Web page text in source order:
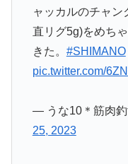
ャッカルのチャン
直リグ5g)をめち
きた。 #SHIMANO
pic.twitter.com/
— うな10＊筋肉
25, 2023